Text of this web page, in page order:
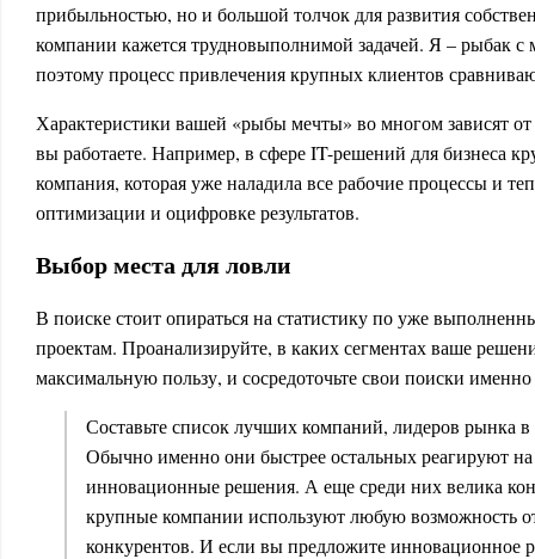
прибыльностью, но и большой толчок для развития
компании кажется трудновыполнимой задачей. Я – рыбак
поэтому процесс привлечения крупных клиентов
Характеристики вашей «рыбы мечты» во многом зависят
вы работаете. Например, в сфере IT-решений для бизнеса
компания, которая уже наладила все рабочие процессы и
оптимизации и оцифровке результатов.
Выбор места для ловли
В поиске стоит опираться на статистику по уже
проектам. Проанализируйте, в каких сегментах ваше
максимальную пользу, и сосредоточьте свои поиски
Составьте список лучших компаний, лидеров рынка
Обычно именно они быстрее остальных реагируют
инновационные решения. А еще среди них велика
крупные компании используют любую возможность
конкурентов. И если вы предложите инновационное